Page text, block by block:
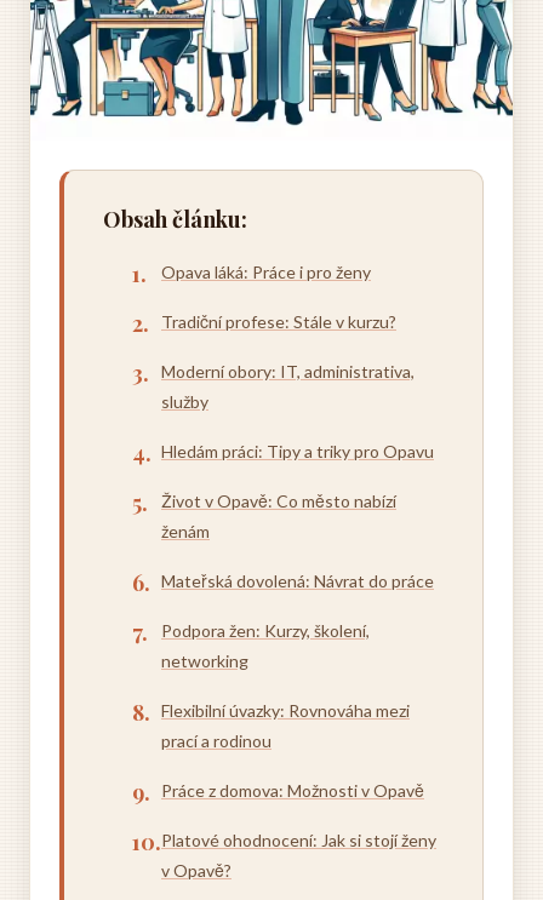
Obsah článku:
Opava láká: Práce i pro ženy
Tradiční profese: Stále v kurzu?
Moderní obory: IT, administrativa,
služby
Hledám práci: Tipy a triky pro Opavu
Život v Opavě: Co město nabízí
ženám
Mateřská dovolená: Návrat do práce
Podpora žen: Kurzy, školení,
networking
Flexibilní úvazky: Rovnováha mezi
prací a rodinou
Práce z domova: Možnosti v Opavě
Platové ohodnocení: Jak si stojí ženy
v Opavě?